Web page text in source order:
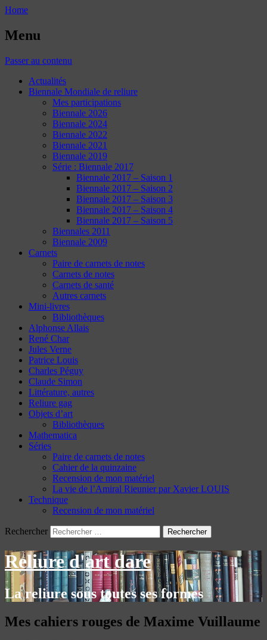
Home
Menu
Passer au contenu
Actualités
Biennale Mondiale de reliure
Mes participations
Biennale 2026
Biennale 2024
Biennale 2022
Biennale 2021
Biennale 2019
Série : Biennale 2017
Biennale 2017 – Saison 1
Biennale 2017 – Saison 2
Biennale 2017 – Saison 3
Biennale 2017 – Saison 4
Biennale 2017 – Saison 5
Biennales 2011
Biennale 2009
Carnets
Paire de carnets de notes
Carnets de notes
Carnets de santé
Autres carnets
Mini-livres
Bibliothèques
Alphonse Allais
René Char
Jules Verne
Patrice Louis
Charles Péguy
Claude Simon
Littérature, autres
Reliure gag
Objets d’art
Bibliothèques
Mathematica
Séries
Paire de carnets de notes
Cahier de la quinzaine
Recension de mon matériel
La vie de l’Amiral Rieunier par Xavier LOUIS
Technique
Recension de mon matériel
Rechercher
Reliure d'art dare
La reliure sous toutes ses formes
Mes cahiers rouges de Maxime Vuillaume